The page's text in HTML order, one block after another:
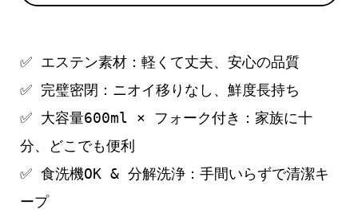
✅ エステン素材：軽くて丈夫、安心の品質
✅ 完璧密閉：ニオイ移りなし、鮮度長持ち
✅ 大容量600ml × フォーク付き：家族に十
分、どこでも便利
✅ 食洗機OK & 分解洗浄：手間いらずで清潔キ
ープ